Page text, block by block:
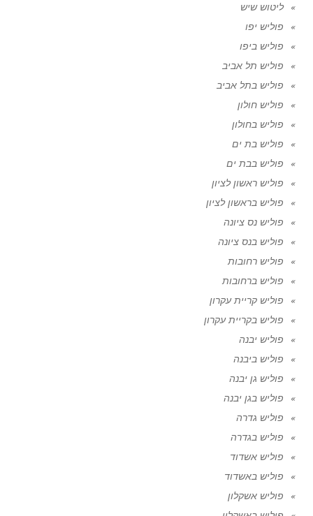
ליטוש שיש
פוליש יפו
פוליש ביפו
פוליש תל אביב
פוליש בתל אביב
פוליש חולון
פוליש בחולון
פוליש בת ים
פוליש בבת ים
פוליש ראשון לציון
פוליש בראשון לציון
פוליש נס ציונה
פוליש בנס ציונה
פוליש רחובות
פוליש ברחובות
פוליש קריית עקרון
פוליש בקריית עקרון
פוליש יבנה
פוליש ביבנה
פוליש גן יבנה
פוליש בגן יבנה
פוליש גדרה
פוליש בגדרה
פוליש אשדוד
פוליש באשדוד
פוליש אשקלון